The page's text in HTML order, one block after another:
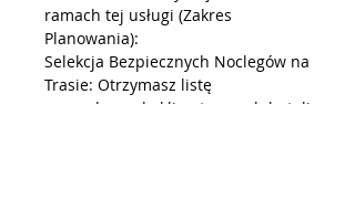
ramach tej usługi (Zakres
Planowania):
Selekcja Bezpiecznych Noclegów na
Trasie: Otrzymasz listę
sprawdzonych, klimatycznych hoteli